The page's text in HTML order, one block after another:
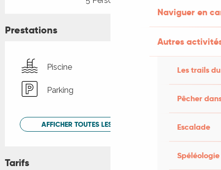
Naviguer en
Autres
Les trails
Pêcher
Escalade
Spéléologie
Prestations
Piscine
Parking
AFFICHER TOUTES LES PRESTATIONS
Tarifs